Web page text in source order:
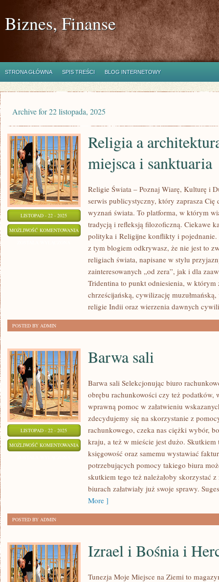
Biznes, Finanse
STRONA GŁÓWNA SPIS TREŚCI BLOG INTERNETOWY
Archive for 22 listopada, 2025
LISTOPAD - 22 - 2025
MOŻLIWOŚĆ KOMENTOWANIA
ARCHITEKTURA
Religia a
miejsca i sanktuaria
Religie Świata – Poznaj Wiarę, Kulturę i
serwis publicystyczny, który zaprasza
wyznań świata. To platforma, w którym
tradycją i refleksją filozoficzną. Ciekawe
polityka i Religijne konflikty i
z tym blogiem odkrywasz, że nie jest to
religiach świata, napisane w stylu
zainteresowanych „od zera”, jak i dla
Tridentina to punkt odniesienia, w którym
chrześcijańską, cywilizację
religie Indii oraz wierzenia dawnych
POSTED BY ADMIN
LISTOPAD - 22 - 2025
MOŻLIWOŚĆ KOMENTOWANIA BARWA
SALI
Barwa sali
Barwa sali Selekcjonując biuro
obrębu rachunkowości czy też podatków,
wprawną pomoc w załatwieniu
zdecydujemy się na skorzystanie z
rachunkowego, czeka nas ciężki wybór,
kraju, a też w mieście jest dużo.
księgowość oraz samemu wystawiać
potrzebujących pomocy takiego biura
skutkiem tego też należałoby skorzystać
biurach załatwiały już swoje sprawy.
More ]
POSTED BY ADMIN
Izrael i Bośnia i
Tunezja Moje Miejsce na Ziemi to